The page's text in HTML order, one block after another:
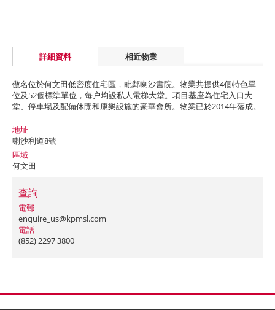
詳細資料 相近物業
傲名位於何文田低密度住宅區，毗鄰喇沙書院。物業共提供4個特色單
位及52個標準單位，每户均設私人電梯大堂。項目基座為住宅入口大
堂、停車場及配備休閒和康樂設施的豪華會所。物業已於2014年落成。
地址
喇沙利道8號
區域
何文田
查詢
電郵
enquire_us@kpmsl.com
電話
(852) 2297 3800